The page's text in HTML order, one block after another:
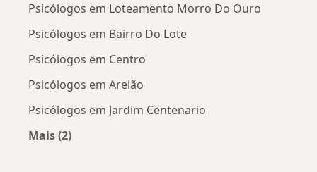
Psicólogos em Loteamento Morro Do Ouro
Psicólogos em Bairro Do Lote
Psicólogos em Centro
Psicólogos em Areião
Psicólogos em Jardim Centenario
Mais (2)